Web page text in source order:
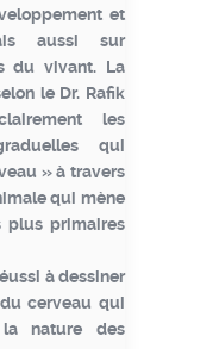
et
aussi sur
du vivant. La
le Dr. Rafik
les
qui
» à travers
qui mène
plus primaires
à dessiner
cerveau qui
la nature des